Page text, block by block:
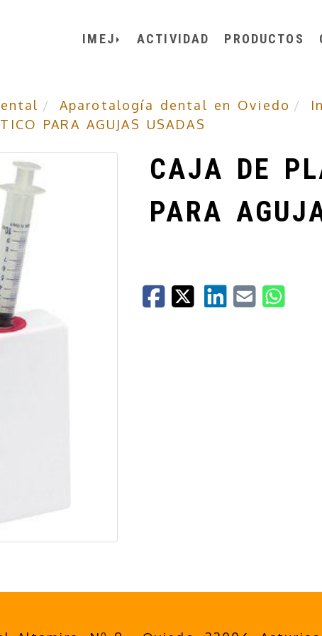
IMEJ ACTIVIDAD PRODUCTOS
Aparotalogía dental en Oviedo
PARA AGUJAS USADAS
CAJA DE
PARA